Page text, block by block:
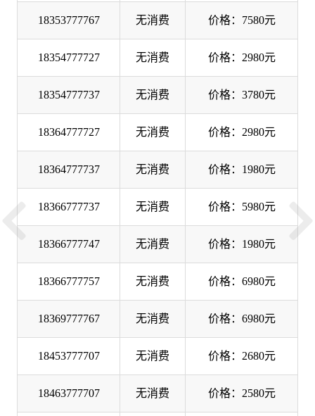
18353777767 无消费 价格：7580元
18354777727 无消费 价格：2980元
18354777737 无消费 价格：3780元
18364777727 无消费 价格：2980元
18364777737 无消费 价格：1980元
18366777737 无消费 价格：5980元
18366777747 无消费 价格：1980元
18366777757 无消费 价格：6980元
18369777767 无消费 价格：6980元
18453777707 无消费 价格：2680元
18463777707 无消费 价格：2580元